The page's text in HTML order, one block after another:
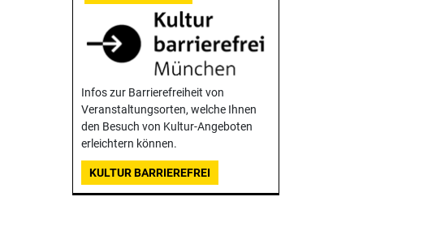
Infos zur Barrierefreiheit von
Veranstaltungsorten, welche Ihnen
den Besuch von Kultur-Angeboten
erleichtern können.
KULTUR BARRIEREFREI